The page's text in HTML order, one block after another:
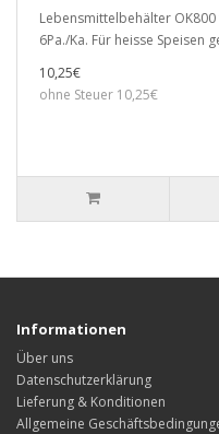
Lebensmittelbehälter
6Pa./Ka. Für heisse Speisen
10,25€
ohne Steuer 10,25€
Informationen
Über uns
Datenschutzerklärung
Lieferung & Konditionen
Allgemeine